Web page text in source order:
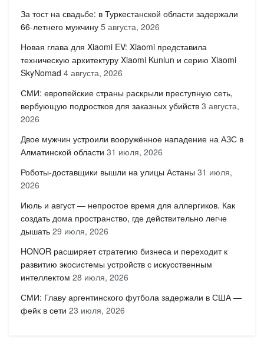
За тост на свадьбе: в Туркестанской области задержали
66-летнего мужчину 5 августа, 2026
Новая глава для Xiaomi EV: Xiaomi представила
техническую архитектуру Xiaomi Kunlun и серию Xiaomi
SkyNomad 4 августа, 2026
СМИ: европейские страны раскрыли преступную сеть,
вербующую подростков для заказных убийств 3 августа,
2026
Двое мужчин устроили вооружённое нападение на АЗС в
Алматинской области 31 июля, 2026
Роботы-доставщики вышли на улицы Астаны 31 июля,
2026
Июль и август — непростое время для аллергиков. Как
создать дома пространство, где действительно легче
дышать 29 июля, 2026
HONOR расширяет стратегию бизнеса и переходит к
развитию экосистемы устройств с искусственным
интеллектом 28 июля, 2026
СМИ: Главу аргентинского футбола задержали в США —
фейк в сети 23 июля, 2026